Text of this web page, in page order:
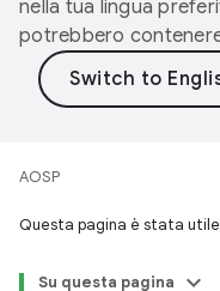
nella tua lingua
potrebbero
AOSP
Questa pagina è stata
Su questa pagina